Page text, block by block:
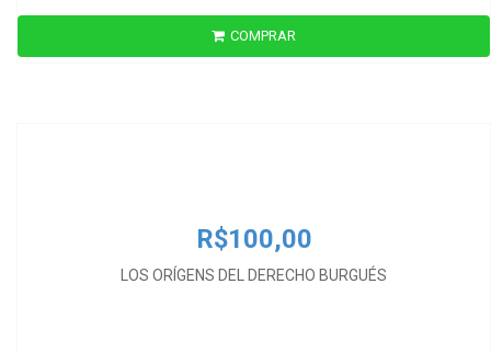
COMPRAR
R$100,00
LOS ORÍGENS DEL DERECHO BURGUÉS
R$100,00